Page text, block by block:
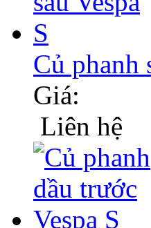
Củ phanh
Giá:
Liên hệ